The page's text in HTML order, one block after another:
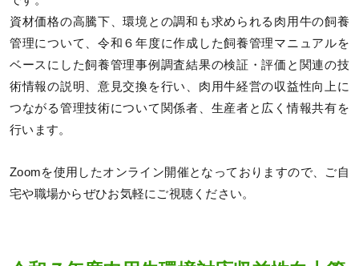
資材価格の高騰下、環境との調和も求められる肉用牛の飼養
管理について、令和６年度に作成した飼養管理マニュアルを
ベースにした飼養管理事例調査結果の検証・評価と関連の技
術情報の説明、意見交換を行い、肉用牛経営の収益性向上に
つながる管理技術について関係者、生産者と広く情報共有を
行います。
Zoomを使用したオンライン開催となっておりますので、ご自
宅や職場からぜひお気軽にご視聴ください。